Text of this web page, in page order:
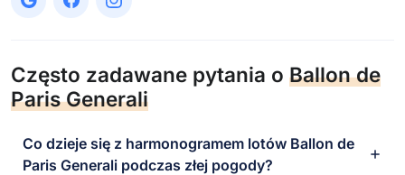
Często zadawane pytania o Ballon de
Paris Generali
Co dzieje się z harmonogramem lotów Ballon de
Paris Generali podczas złej pogody?